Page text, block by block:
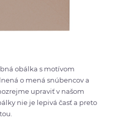
obálka s motívom
o mená snúbencov a
upraviť v našom
nie je lepivá časť a preto